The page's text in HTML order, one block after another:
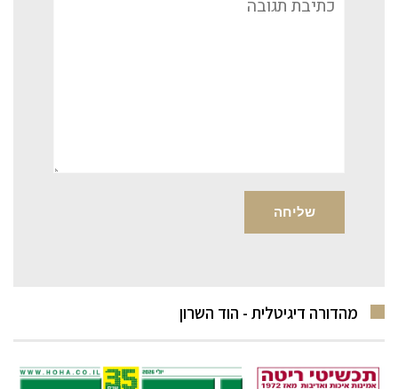
מהדורה דיגיטלית - הוד השרון